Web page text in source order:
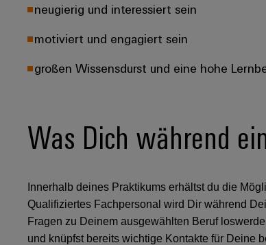
neugierig und interessiert sein
motiviert und engagiert sein
großen Wissensdurst und eine hohe
Was Dich während
Innerhalb deines Praktikums erhältst du die
Qualifiziertes Fachpersonal wird Dir während
Fragen zu Deinem ausgewählten Beruf
und knüpfst bereits wichtige Kontakte für Deine